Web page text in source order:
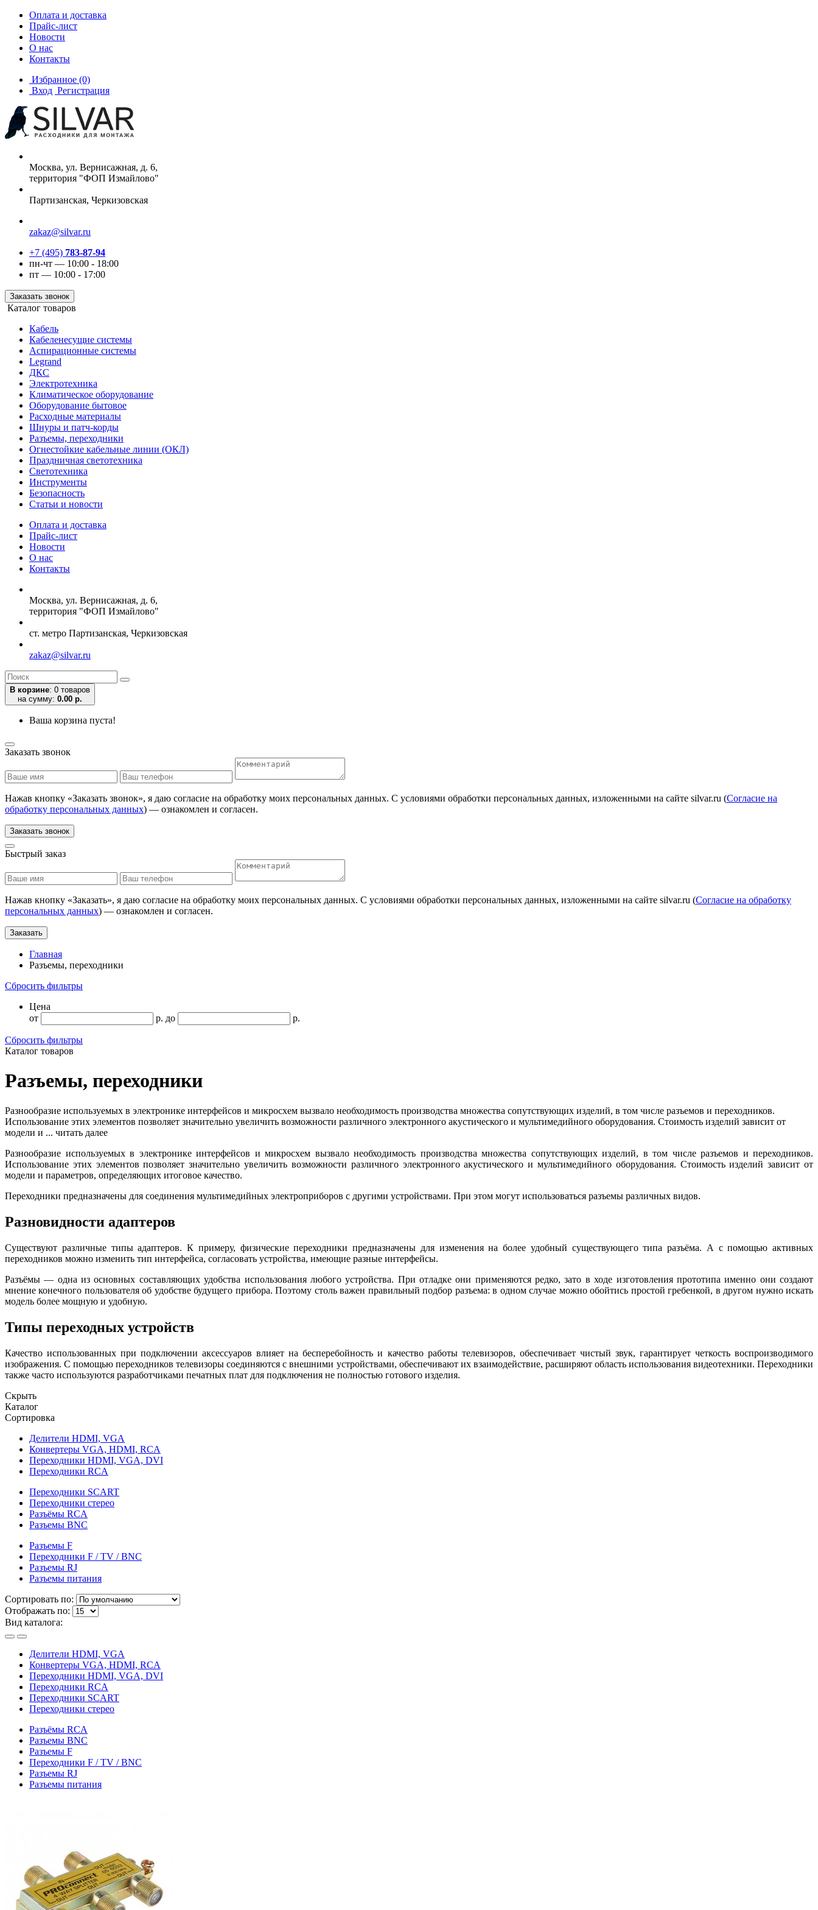
Оплата и доставка
Прайс-лист
Новости
О нас
Контакты
Избранное (0)
Вход Регистрация
Москва, ул. Вернисажная, д. 6,
территория "ФОП Измайлово"
Партизанская, Черкизовская
zakaz@silvar.ru
+7 (495) 783-87-94
пн-чт — 10:00 - 18:00
пт — 10:00 - 17:00
Заказать звонок
Каталог товаров
Кабель
Кабеленесущие системы
Аспирационные системы
Legrand
ДКС
Электротехника
Климатическое оборудование
Оборудование бытовое
Расходные материалы
Шнуры и патч-корды
Разъемы, переходники
Огнестойкие кабельные линии (ОКЛ)
Праздничная светотехника
Светотехника
Инструменты
Безопасность
Статьи и новости
Оплата и доставка
Прайс-лист
Новости
О нас
Контакты
Москва, ул. Вернисажная, д. 6,
территория "ФОП Измайлово"
ст. метро Партизанская, Черкизовская
zakaz@silvar.ru
В корзине: 0 товаров
на сумму: 0.00 р.
Ваша корзина пуста!
Заказать звонок
Нажав кнопку «Заказать звонок», я даю согласие на обработку моих персональных данных. С условиями обработки персональных данных, изложенными на сайте silvar.ru (Согласие на
обработку персональных данных) — ознакомлен и согласен.
Заказать звонок
Быстрый заказ
Нажав кнопку «Заказать», я даю согласие на обработку моих персональных данных. С условиями обработки персональных данных, изложенными на сайте silvar.ru (Согласие на обработку
персональных данных) — ознакомлен и согласен.
Заказать
Главная
Разъемы, переходники
Сбросить фильтры
Цена
от
р. до р.
Сбросить фильтры
Каталог товаров
Разъемы, переходники
Разнообразие используемых в электронике интерфейсов и микросхем вызвало необходимость производства множества сопутствующих изделий, в том числе разъемов и переходников.
Использование этих элементов позволяет значительно увеличить возможности различного электронного акустического и мультимедийного оборудования. Стоимость изделий зависит от
модели и ... читать далее
Разнообразие используемых в электронике интерфейсов и микросхем вызвало необходимость производства множества сопутствующих изделий, в том числе разъемов и переходников.
Использование этих элементов позволяет значительно увеличить возможности различного электронного акустического и мультимедийного оборудования. Стоимость изделий зависит от
модели и параметров, определяющих итоговое качество.
Переходники предназначены для соединения мультимедийных электроприборов с другими устройствами. При этом могут использоваться разъемы различных видов.
Разновидности адаптеров
Существуют различные типы адаптеров. К примеру, физические переходники предназначены для изменения на более удобный существующего типа разъёма. А с помощью активных
переходников можно изменить тип интерфейса, согласовать устройства, имеющие разные интерфейсы.
Разъёмы — одна из основных составляющих удобства использования любого устройства. При отладке они применяются редко, зато в ходе изготовления прототипа именно они создают
мнение конечного пользователя об удобстве будущего прибора. Поэтому столь важен правильный подбор разъема: в одном случае можно обойтись простой гребенкой, в другом нужно искать
модель более мощную и удобную.
Типы переходных устройств
Качество использованных при подключении аксессуаров влияет на бесперебойность и качество работы телевизоров, обеспечивает чистый звук, гарантирует четкость воспроизводимого
изображения. С помощью переходников телевизоры соединяются с внешними устройствами, обеспечивают их взаимодействие, расширяют область использования видеотехники. Переходники
также часто используются разработчиками печатных плат для подключения не полностью готового изделия.
Скрыть
Каталог
Сортировка
Делители HDMI, VGA
Конвертеры VGA, HDMI, RCA
Переходники HDMI, VGA, DVI
Переходники RCA
Переходники SCART
Переходники стерео
Разъёмы RCA
Разъемы BNC
Разъемы F
Переходники F / TV / BNC
Разъемы RJ
Разъемы питания
Сортировать по:
Отображать по:
Вид каталога:
Делители HDMI, VGA
Конвертеры VGA, HDMI, RCA
Переходники HDMI, VGA, DVI
Переходники RCA
Переходники SCART
Переходники стерео
Разъёмы RCA
Разъемы BNC
Разъемы F
Переходники F / TV / BNC
Разъемы RJ
Разъемы питания